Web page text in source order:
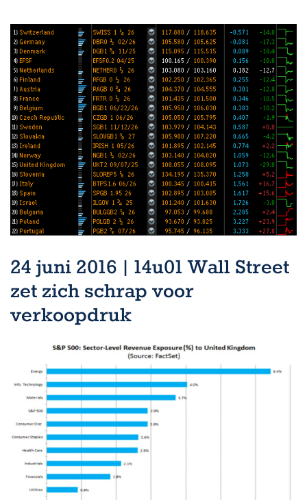
24 juni 2016 | 14u01 Wall Street
zet zich schrap voor
verkoopdruk